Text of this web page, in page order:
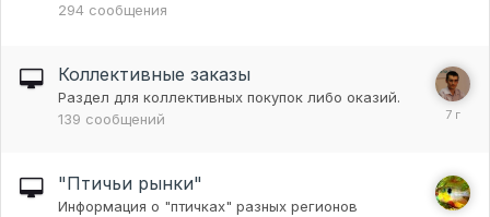
294 сообщения
Коллективные заказы
Раздел для коллективных покупок либо оказий.
139 сообщений
"Птичьи рынки"
Информация о "птичках" разных регионов